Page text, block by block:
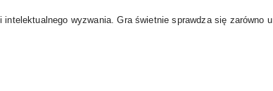
wyzwania. Gra świetnie sprawdza się zarówno u